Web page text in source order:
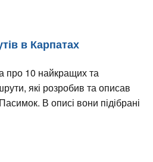
в Карпатах
про 10 найкращих та
які розробив та описав
В описі вони підібрані